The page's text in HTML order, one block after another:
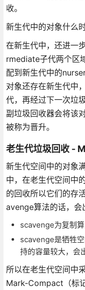
收。
新生代中的对象什么
在新生代中，还进一
rmediate子代两个区
配到新生代中的
对象还存在新生代中
代，再经过下一次垃
副垃圾回收器会将该
被称为晋升。
老生代垃圾回收 -
新生代空间中的对象
中，在老生代空间中
的回收所以它们的存
avenge算法的话，会
scavenge为复制
scavenge是牺牲
持的容量较大，会
所以在老生代空间中
Mark-Compact（标